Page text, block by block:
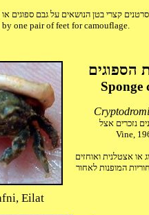
סרטנים קצרי בטן הנושאים על גבם ספוגים
one pair of feet for camouflage.
הספוגים
Sponge
נזכרים אצל
Vine,
או אצטלנית ואוחזים
Eilat